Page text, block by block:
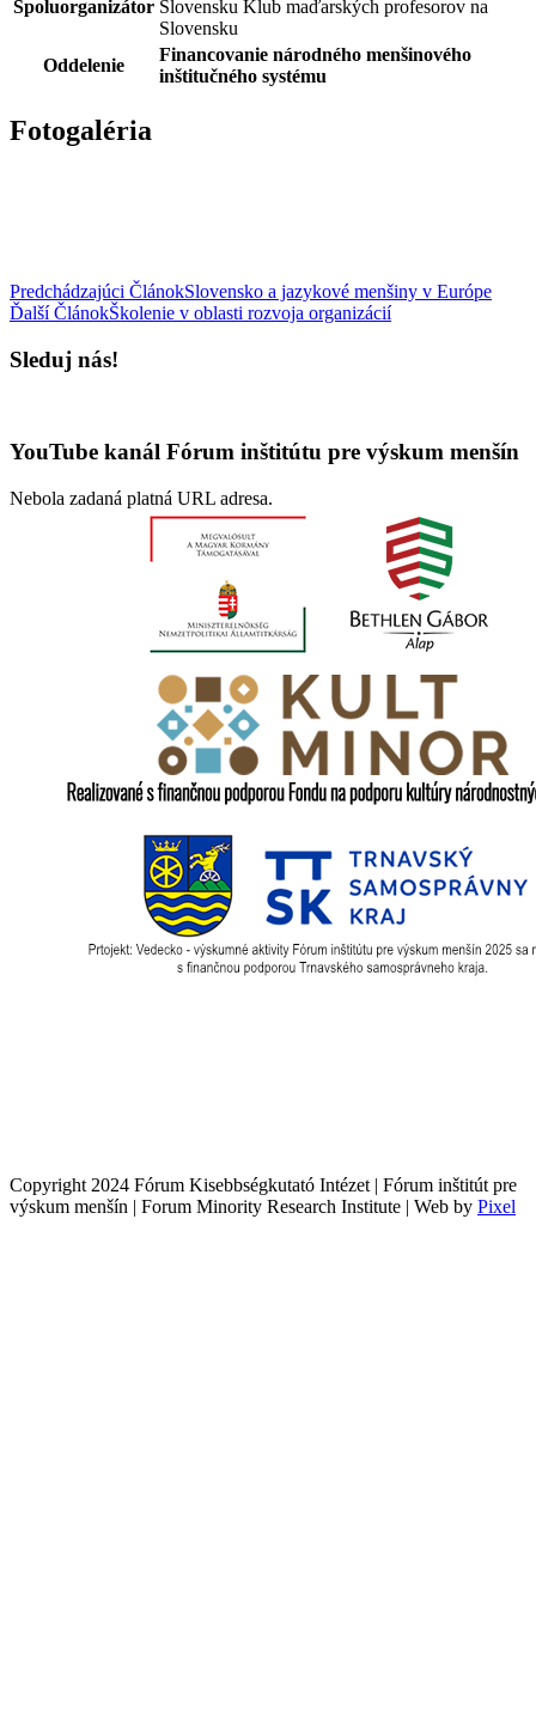
Spoluorganizátor Slovensku Klub maďarských profesorov na
Slovensku
Oddelenie
Financovanie národného menšinového
inštitučného systému
Fotogaléria
Predchádzajúci ČlánokSlovensko a jazykové menšiny v Európe
Ďalší ČlánokŠkolenie v oblasti rozvoja organizácií
Sleduj nás!
YouTube kanál Fórum inštitútu pre výskum menšín
Nebola zadaná platná URL adresa.
Copyright 2024 Fórum Kisebbségkutató Intézet | Fórum inštitút pre
výskum menšín | Forum Minority Research Institute | Web by Pixel